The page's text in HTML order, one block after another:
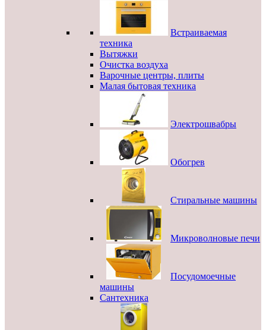
Встраиваемая
техника
Вытяжки
Очистка воздуха
Варочные центры, плиты
Малая бытовая техника
Электрошвабры
Обогрев
Стиральные машины
Микроволновые печи
Посудомоечные
машины
Сантехника